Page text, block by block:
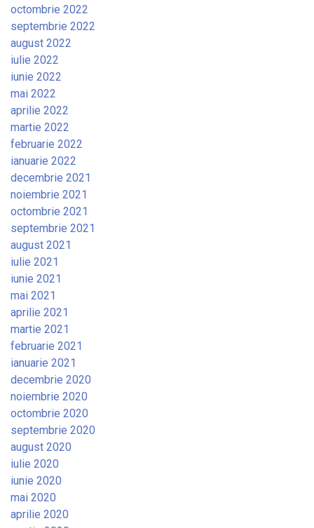
octombrie 2022
septembrie 2022
august 2022
iulie 2022
iunie 2022
mai 2022
aprilie 2022
martie 2022
februarie 2022
ianuarie 2022
decembrie 2021
noiembrie 2021
octombrie 2021
septembrie 2021
august 2021
iulie 2021
iunie 2021
mai 2021
aprilie 2021
martie 2021
februarie 2021
ianuarie 2021
decembrie 2020
noiembrie 2020
octombrie 2020
septembrie 2020
august 2020
iulie 2020
iunie 2020
mai 2020
aprilie 2020